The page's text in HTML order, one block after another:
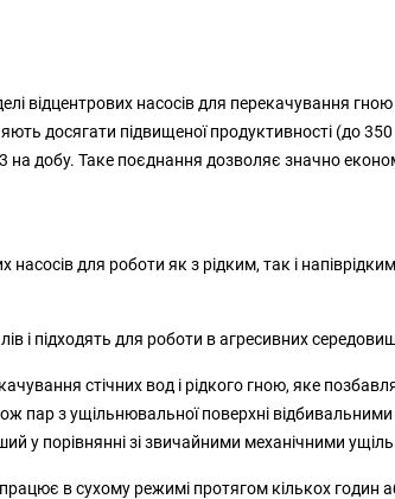
відцентрових насосів для перекачування гною
досягати підвищеної продуктивності (до
3 на добу. Таке поєднання дозволяє значно
для роботи як з рідким, так і
і підходять для роботи в агресивних
стічних вод і рідкого гною, яке
пар з ущільнювальної поверхні
у порівнянні зі звичайними механічними
в сухому режимі протягом кількох годин